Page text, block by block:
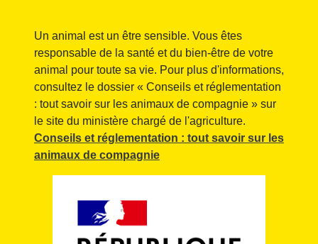
Un animal est un être sensible. Vous êtes
responsable de la santé et du bien-être de votre
animal pour toute sa vie. Pour plus d'informations,
consultez le dossier « Conseils et réglementation
: tout savoir sur les animaux de compagnie » sur
le site du ministère chargé de l'agriculture.
Conseils et réglementation : tout savoir sur les
animaux de compagnie